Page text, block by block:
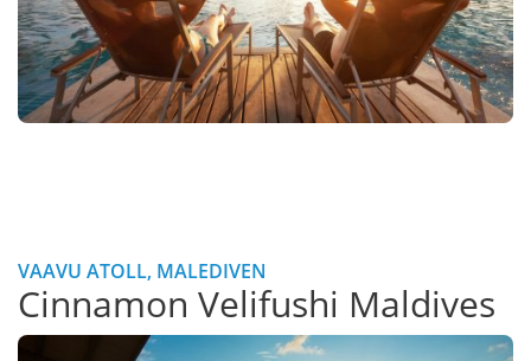
VAAVU ATOLL, MALEDIVEN
Cinnamon Velifushi Maldives